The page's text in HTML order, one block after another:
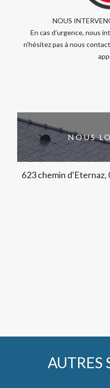
NOUS
En cas d’urgence, nous
n’hésitez pas à nous
NOUS
623 chemin d'Eternaz,
AUTRES